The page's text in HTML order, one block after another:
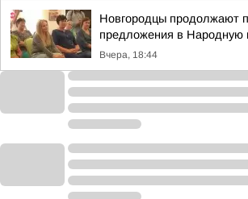
Новгородцы продолжают
предложения в Народную
Вчера, 18:44